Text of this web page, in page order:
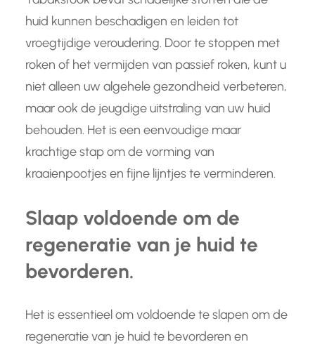
huid kunnen beschadigen en leiden tot
vroegtijdige veroudering. Door te stoppen met
roken of het vermijden van passief roken, kunt u
niet alleen uw algehele gezondheid verbeteren,
maar ook de jeugdige uitstraling van uw huid
behouden. Het is een eenvoudige maar
krachtige stap om de vorming van
kraaienpootjes en fijne lijntjes te verminderen.
Slaap voldoende om de
regeneratie van je huid te
bevorderen.
Het is essentieel om voldoende te slapen om de
regeneratie van je huid te bevorderen en